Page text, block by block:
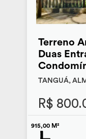
Terreno
Duas
TANGUÁ,
R$
915,00 M²